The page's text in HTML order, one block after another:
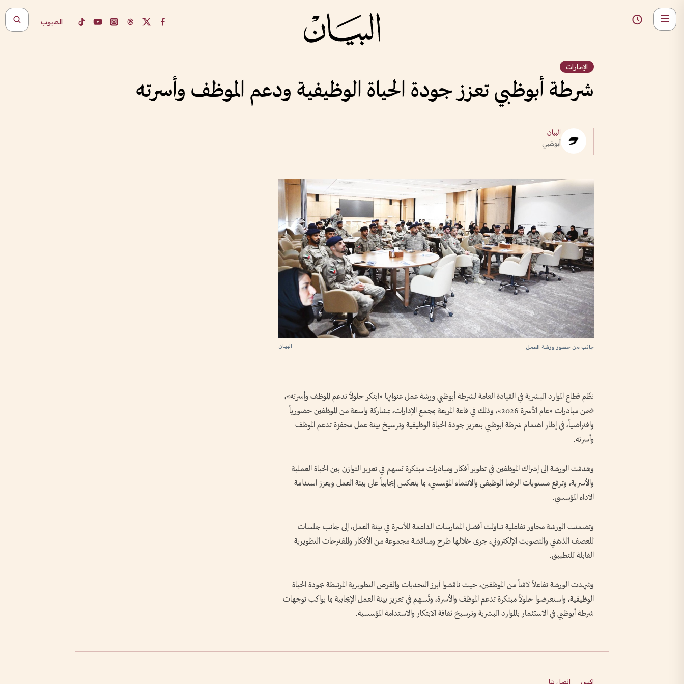
المبوب
الإمارات
شرطة أبوظبي تعزز جودة الحياة الوظيفية ودعم الموظف وأسرته
البيان
أبوظبي
البيان جانب من حضور ورشة العمل
نظّم قطاع الموارد البشرية في القيادة العامة لشرطة أبوظبي ورشة عمل عنوانها «ابتكر حلولاً تدعم الموظف وأسرته»،
ضمن مبادرات «عام الأسرة 2026»، وذلك في قاعة المربعة بمجمع الإدارات، بمشاركة واسعة من الموظفين حضورياً
وافتراضياً، في إطار اهتمام شرطة أبوظبي بتعزيز جودة الحياة الوظيفية وترسيخ بيئة عمل محفزة تدعم الموظف
وأسرته.
وهدفت الورشة إلى إشراك الموظفين في تطوير أفكار ومبادرات مبتكرة تسهم في تعزيز التوازن بين الحياة العملية
والأسرية، وترفع مستويات الرضا الوظيفي والانتماء المؤسسي، بما ينعكس إيجابياً على بيئة العمل ويعزز استدامة
الأداء المؤسسي.
وتضمنت الورشة محاور تفاعلية تناولت أفضل الممارسات الداعمة للأسرة في بيئة العمل، إلى جانب جلسات
للعصف الذهني والتصويت الإلكتروني، جرى خلالها طرح ومناقشة مجموعة من الأفكار والمقترحات التطويرية
القابلة للتطبيق.
وشهدت الورشة تفاعلاً لافتاً من الموظفين، حيث ناقشوا أبرز التحديات والفرص التطويرية المرتبطة بجودة الحياة
الوظيفية، واستعرضوا حلولاً مبتكرة تدعم الموظف والأسرة، وتُسهم في تعزيز بيئة العمل الإيجابية بما يواكب توجهات
شرطة أبوظبي في الاستثمار بالموارد البشرية وترسيخ ثقافة الابتكار والاستدامة المؤسسية.
إكس اتصل بنا